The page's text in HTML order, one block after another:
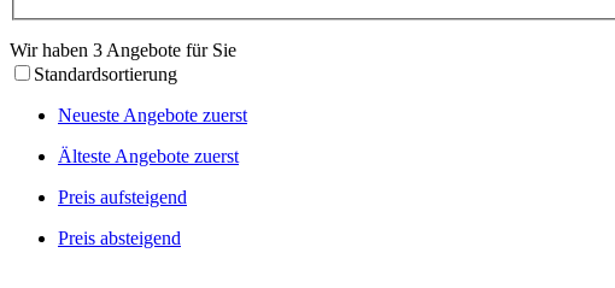
Wir haben 3 Angebote für Sie
Standardsortierung
Neueste Angebote zuerst
Älteste Angebote zuerst
Preis aufsteigend
Preis absteigend